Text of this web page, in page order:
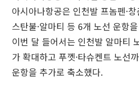
아시아나항공은 인천발 프놈펜·창
스탄불·알마티 등 6개 노선 운항
이번 달 들어서는 인천발 알마티
가 확대하고 푸껫·타슈켄트 노선
운항을 추가로 축소했다.